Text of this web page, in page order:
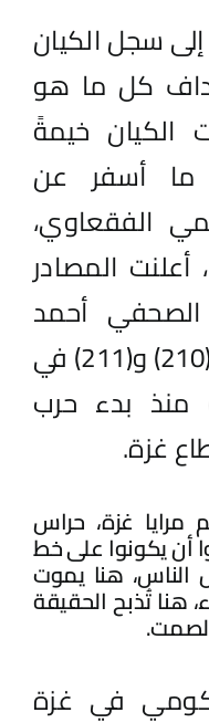
سجل الكيان
كل ما هو
الكيان خيمةً
ما أسفر عن
الفقعاوي،
أعلنت المصادر
أحمد
منصور، ليصبحا الرقمين (210) و(211) في
منذ بدء حرب
غزة.
مرايا غزة، حراس
أن يكونوا على خط
الناس، هنا يموت
هنا تُذبح الحقيقة
في غزة